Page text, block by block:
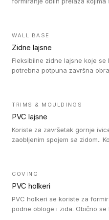
WALL BASE
Zidne lajsne
Fleksibilne zidne lajsne koje
potrebna potpuna završna
TRIMS & MOULDINGS
PVC lajsne
Koriste za završetak gornje
zaobljenim spojem sa zidom..
rešenje).
COVING
PVC holkeri
PVC holkeri se koriste za
podne obloge i zida. Obično